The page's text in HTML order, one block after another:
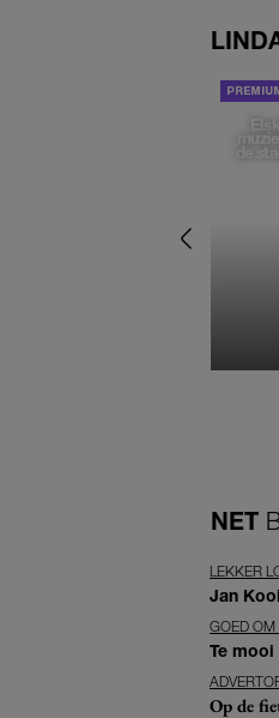
de
NET
LEKKER
Jan
GOED OM
Te
Op de